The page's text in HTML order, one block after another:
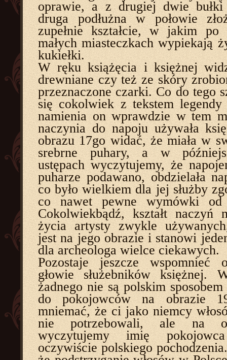
oprawie, a z drugiej dwie bułki
druga podłużna w połowie
zupełnie kształcie, w jakim
małych miasteczkach wypiekają
kukiełki.
W ręku książęcia i księżnej
drewniane czy też ze skóry
przeznaczone czarki. Co do tego
się cokolwiek z tekstem
namienia on wprawdzie w tem
naczynia do napoju używała
obrazu 17go widać, że miała w
srebrne puhary, a w
ustępach wyczytujemy, że
puharze podawano, obdzielała
co było wielkiem dla jej służby
co nawet pewne wymówki od
Cokolwiekbądź, kształt naczyń
życia artysty zwykle
jest na jego obrazie i stanowi
dla archeologa wielce ciekawych.
Pozostaje jeszcze wspomnieć
głowie służebników księżnej.
żadnego nie są polskim
do pokojowców na obrazie
mniemać, że ci jako niemcy
nie potrzebowali, ale na
wyczytujemy imię pokojowca
oczywiście polskiego